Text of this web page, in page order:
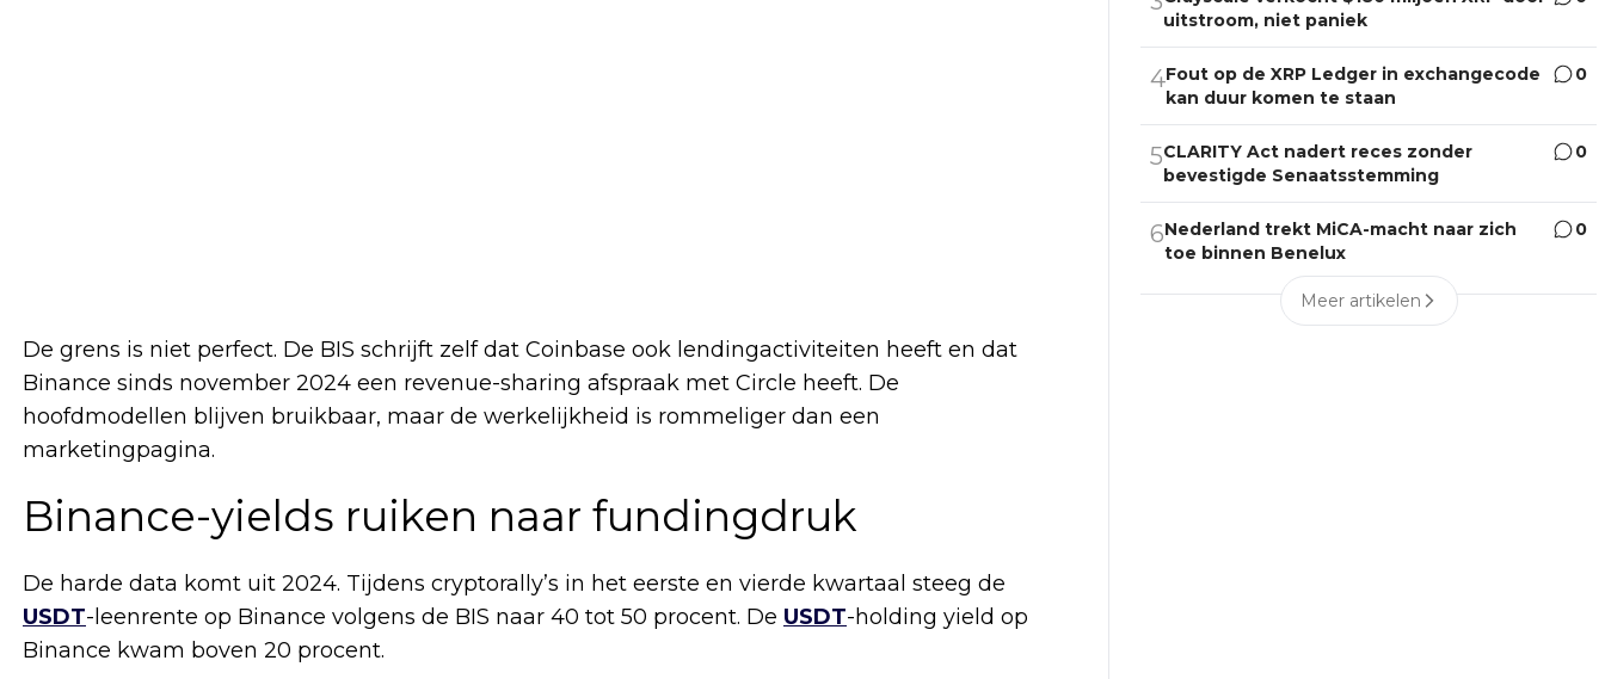
De grens is niet perfect. De BIS schrijft zelf dat Coinbase ook lendingactiviteiten heeft en dat
Binance sinds november 2024 een revenue-sharing afspraak met Circle heeft. De
hoofdmodellen blijven bruikbaar, maar de werkelijkheid is rommeliger dan een
marketingpagina.
Binance-yields ruiken naar fundingdruk
De harde data komt uit 2024. Tijdens cryptorally’s in het eerste en vierde kwartaal steeg de
USDT-leenrente op Binance volgens de BIS naar 40 tot 50 procent. De USDT-holding yield op
Binance kwam boven 20 procent.
uitstroom, niet paniek
4Fout op de XRP Ledger in exchangecode
kan duur komen te staan
0
5CLARITY Act nadert reces zonder
bevestigde Senaatsstemming
0
6Nederland trekt MiCA-macht naar zich
toe binnen Benelux
0
Meer artikelen